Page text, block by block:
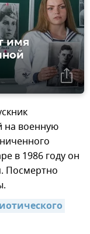
имя
на военную
в 1986 году он
Посмертно